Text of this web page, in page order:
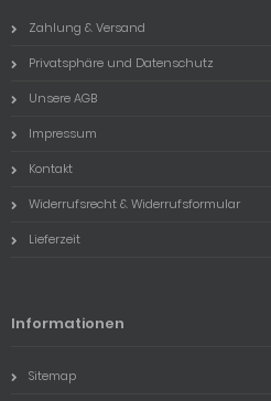
Zahlung & Versand
Privatsphäre und Datenschutz
Unsere AGB
Impressum
Kontakt
Widerrufsrecht & Widerrufsformular
Lieferzeit
Informationen
Sitemap